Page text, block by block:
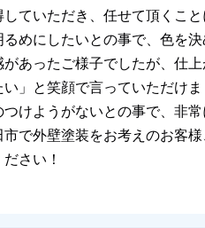
ていただき、任せて頂くこと
めにしたいとの事で、色を
あったご様子でしたが、仕
」と笑顔で言っていただけま
けようがないとの事で、非
で外壁塗装をお考えのお客
さい！